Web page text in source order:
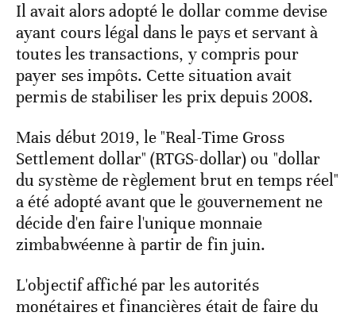
Il avait alors adopté le dollar comme devise
ayant cours légal dans le pays et servant à
toutes les transactions, y compris pour
payer ses impôts. Cette situation avait
permis de stabiliser les prix depuis 2008.
Mais début 2019, le "Real-Time Gross
Settlement dollar" (RTGS-dollar) ou "dollar
du système de règlement brut en temps réel"
a été adopté avant que le gouvernement ne
décide d'en faire l'unique monnaie
zimbabwéenne à partir de fin juin.
L'objectif affiché par les autorités
monétaires et financières était de faire du